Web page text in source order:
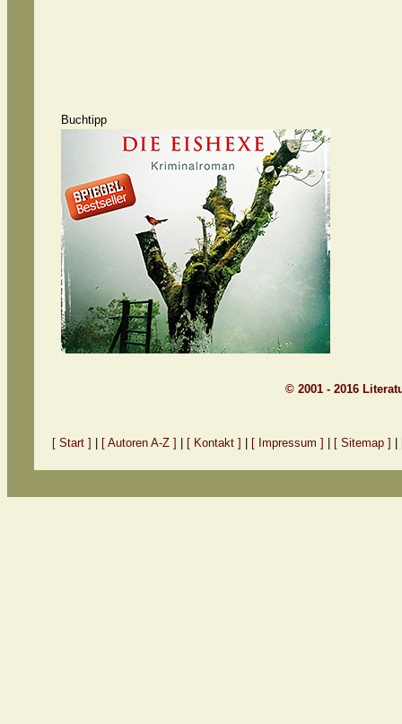
Buchtipp
© 2001 - 2016
[ Start ] [ Autoren A-Z ] [ Kontakt ] [ Impressum ] [ Sitemap ]